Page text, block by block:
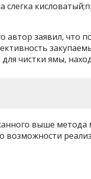
слегка
автор заявил, что
чистки ямы,
выше
возможности